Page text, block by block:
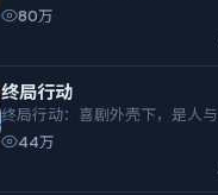
味偏冷。
80万
终局行动
终局行动：喜剧外壳下，是人
的结。
44万